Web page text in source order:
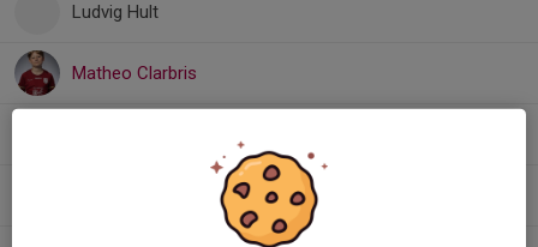
Ludvig Hult
Matheo Clarbris